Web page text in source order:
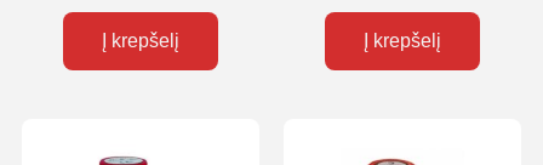
Į krepšelį Į krepšelį